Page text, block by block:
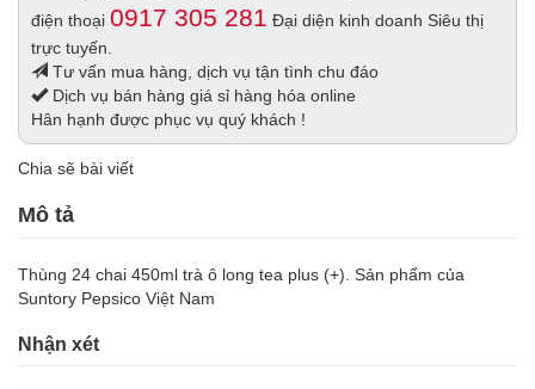
điện thoại 0917 305 281 Đại diện kinh doanh Siêu thị
trực tuyến.
Tư vấn mua hàng, dịch vụ tận tình chu đáo
Dịch vụ bán hàng giá sỉ hàng hóa online
Hân hạnh được phục vụ quý khách !
Chia sẽ bài viết
Mô tả
Thùng 24 chai 450ml trà ô long tea plus (+). Sản phẩm của
Suntory Pepsico Việt Nam
Nhận xét